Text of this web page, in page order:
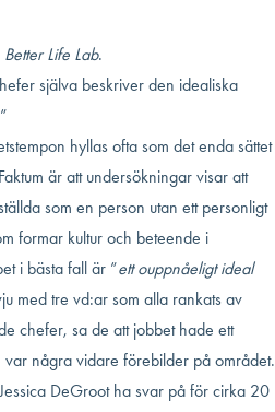
Better Life Lab.
själva beskriver den idealiska
hyllas ofta som det enda sättet
är att undersökningar visar att
som en person utan ett personligt
formar kultur och beteende i
i bästa fall är ”ett ouppnåeligt ideal
med tre vd:ar som alla rankats av
chefer, sa de att jobbet hade ett
några vidare förebilder på området.
DeGroot ha svar på för cirka 20